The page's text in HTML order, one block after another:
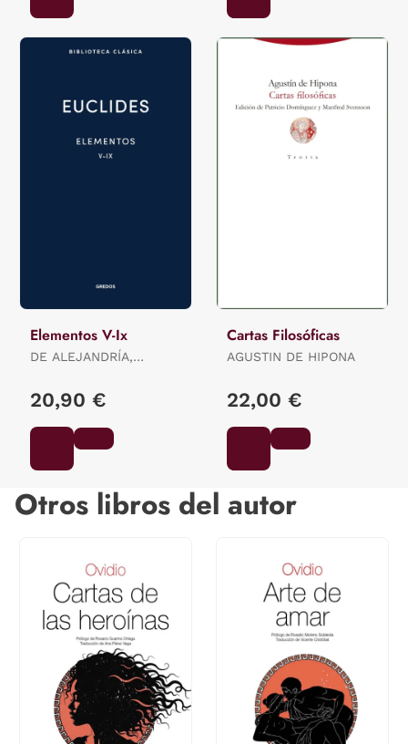
Elementos V-Ix
DE ALEJANDRÍA,
20,90 €
Cartas Filosóficas
AGUSTIN DE HIPONA
22,00 €
Otros libros del autor